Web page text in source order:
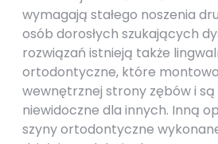
wymagają stałego noszenia
osób dorosłych szukających
rozwiązań istnieją także
ortodontyczne, które
wewnętrznej strony zębów i
niewidoczne dla innych. Inną
szyny ortodontyczne